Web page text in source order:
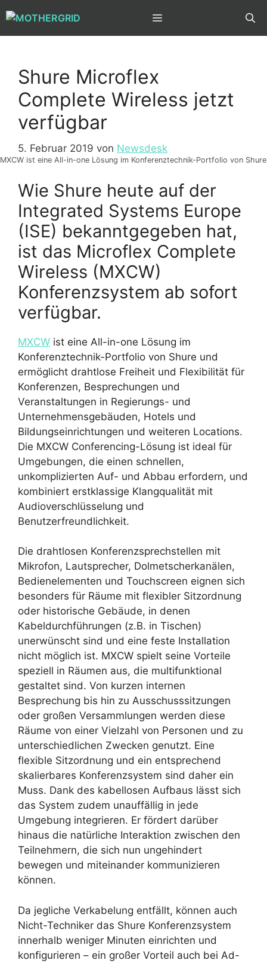
Inhalt
springen
MENÜ
Shure Microflex
Complete Wireless jetzt
verfügbar
5. Februar 2019 von Newsdesk
MXCW ist eine All-in-one Lösung im Konferenztechnik-Portfolio von Shure
Wie Shure heute auf der
Integrated Systems Europe
(ISE) bekanntgegeben hat,
ist das Microflex Complete
Wireless (MXCW)
Konferenzsystem ab sofort
verfügbar.
MXCW ist eine All-in-one Lösung im
Konferenztechnik-Portfolio von Shure und
ermöglicht drahtlose Freiheit und Flexibilität für
Konferenzen, Besprechungen und
Veranstaltungen in Regierungs- und
Unternehmensgebäuden, Hotels und
Bildungseinrichtungen und weiteren Locations.
Die MXCW Conferencing-Lösung ist ideal für
Umgebungen, die einen schnellen,
unkomplizierten Auf- und Abbau erfordern, und
kombiniert erstklassige Klangqualität mit
Audioverschlüsselung und
Benutzerfreundlichkeit.
Die drahtlosen Konferenzsprechstellen mit
Mikrofon, Lautsprecher, Dolmetscherkanälen,
Bedienelementen und Touchscreen eignen sich
besonders für Räume mit flexibler Sitzordnung
oder historische Gebäude, in denen
Kabeldurchführungen (z.B. in Tischen)
unerwünscht sind und eine feste Installation
nicht möglich ist. MXCW spielt seine Vorteile
speziell in Räumen aus, die multifunktional
gestaltet sind. Von kurzen internen
Besprechung bis hin zu Ausschusssitzungen
oder großen Versammlungen werden diese
Räume von einer Vielzahl von Personen und zu
unterschiedlichen Zwecken genutzt. Eine
flexible Sitzordnung und ein entsprechend
skalierbares Konferenzsystem sind daher ein
Muss. Dank des kabellosen Aufbaus lässt sich
das System zudem unauffällig in jede
Umgebung integrieren. Er fördert darüber
hinaus die natürliche Interaktion zwischen den
Teilnehmern, die sich nun ungehindert
bewegen und miteinander kommunizieren
können.
Da jegliche Verkabelung entfällt, können auch
Nicht-Techniker das Shure Konferenzsystem
innerhalb weniger Minuten einrichten und
konfigurieren – ein großer Vorteil auch bei Ad-